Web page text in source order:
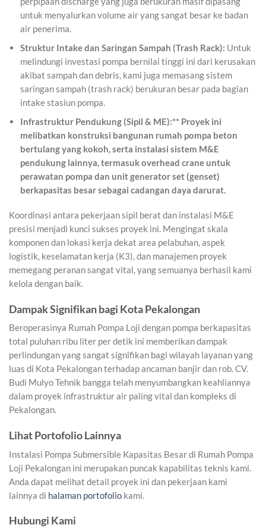
untuk menyalurkan volume air yang sangat besar ke badan
air penerima.
Struktur Intake dan Saringan Sampah (Trash Rack): Untuk
melindungi investasi pompa bernilai tinggi ini dari kerusakan
akibat sampah dan debris, kami juga memasang sistem
saringan sampah (trash rack) berukuran besar pada bagian
intake stasiun pompa.
Infrastruktur Pendukung (Sipil & ME):** Proyek ini
melibatkan konstruksi bangunan rumah pompa beton
bertulang yang kokoh, serta instalasi sistem M&E
pendukung lainnya, termasuk overhead crane untuk
perawatan pompa dan unit generator set (genset)
berkapasitas besar sebagai cadangan daya darurat.
Koordinasi antara pekerjaan sipil berat dan instalasi M&E
presisi menjadi kunci sukses proyek ini. Mengingat skala
komponen dan lokasi kerja dekat area pelabuhan, aspek
logistik, keselamatan kerja (K3), dan manajemen proyek
memegang peranan sangat vital, yang semuanya berhasil kami
kelola dengan baik.
Dampak Signifikan bagi Kota Pekalongan
Beroperasinya Rumah Pompa Loji dengan pompa berkapasitas
total puluhan ribu liter per detik ini memberikan dampak
perlindungan yang sangat signifikan bagi wilayah layanan yang
luas di Kota Pekalongan terhadap ancaman banjir dan rob. CV.
Budi Mulyo Tehnik bangga telah menyumbangkan keahliannya
dalam proyek infrastruktur air paling vital dan kompleks di
Pekalongan.
Lihat Portofolio Lainnya
Instalasi Pompa Submersible Kapasitas Besar di Rumah Pompa
Loji Pekalongan ini merupakan puncak kapabilitas teknis kami.
Anda dapat melihat detail proyek ini dan pekerjaan kami
lainnya di halaman portofolio kami.
Hubungi Kami